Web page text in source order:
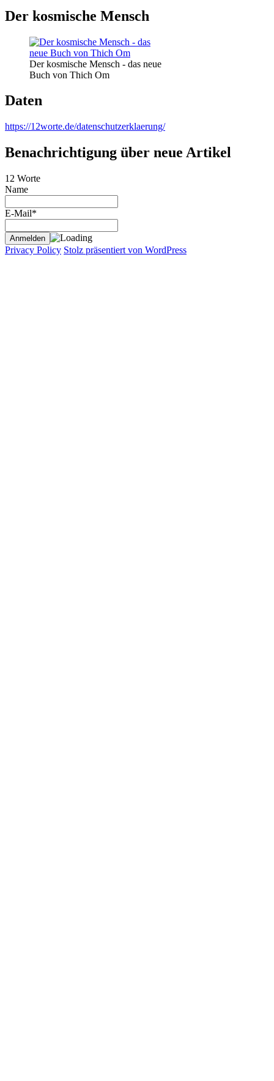
Der kosmische Mensch
Der kosmische Mensch - das neue
Buch von Thich Om
Daten
https://12worte.de/datenschutzerklaerung/
Benachrichtigung über neue Artikel
12 Worte
Name
E-Mail*
Privacy Policy Stolz präsentiert von WordPress